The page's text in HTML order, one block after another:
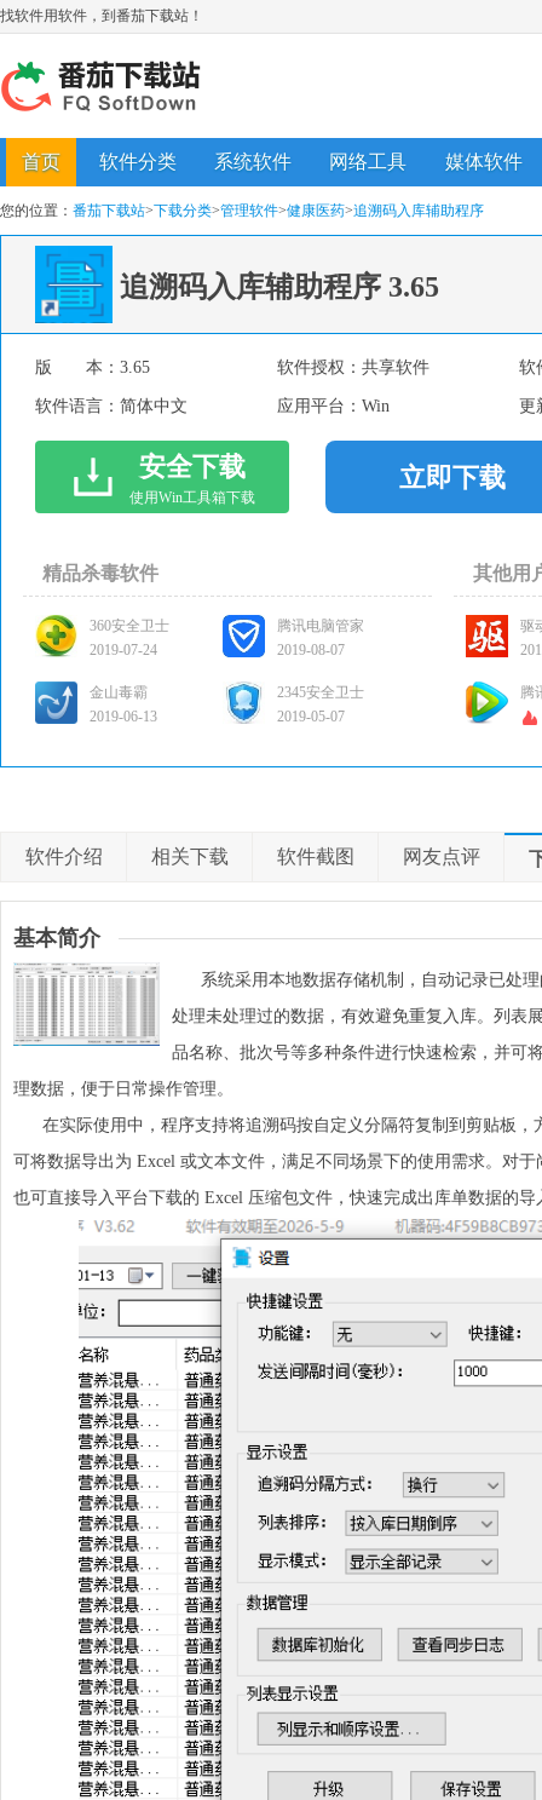
找软件用软件，到番茄下载站！
首页 软件分类 系统软件 网络工具 媒体软件
您的位置： 番茄下载站>下载分类>管理软件>健康医药>追溯码入库辅助程序
追溯码入库辅助程序 3.65
版 本： 3.65 软件授权： 共享软件 软
软件语言： 简体中文 应用平台： Win 更
安全下载
使用Win工具箱下载
立即下载
精品杀毒软件
360安全卫士
2019-07-24
腾讯电脑管家
2019-08-07
金山毒霸
2019-06-13
2345安全卫士
2019-05-07
其他用
驱
腾
软件介绍 相关下载 软件截图 网友点评
基本简介
系统采用本地数据存储机制，自动记录已处理
处理未处理过的数据，有效避免重复入库。列表
品名称、批次号等多种条件进行快速检索，并可
理数据，便于日常操作管理。
在实际使用中，程序支持将追溯码按自定义分隔符复制到剪贴板，
可将数据导出为 Excel 或文本文件，满足不同场景下的使用需求。对
也可直接导入平台下载的 Excel 压缩包文件，快速完成出库单数据的导